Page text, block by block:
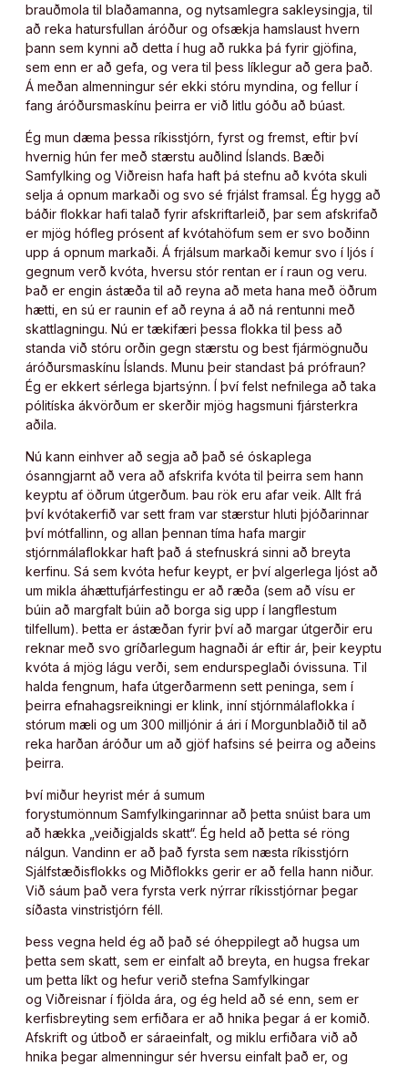
brauðmola til blaðamanna, og nytsamlegra sakleysingja, til
að reka hatursfullan áróður og ofsækja hamslaust hvern
þann sem kynni að detta í hug að rukka þá fyrir gjöfina,
sem enn er að gefa, og vera til þess líklegur að gera það.
Á meðan almenningur sér ekki stóru myndina, og fellur í
fang áróðursmaskínu þeirra er við litlu góðu að búast.
Ég mun dæma þessa ríkisstjórn, fyrst og fremst, eftir því
hvernig hún fer með stærstu auðlind Íslands. Bæði
Samfylking og Viðreisn hafa haft þá stefnu að kvóta skuli
selja á opnum markaði og svo sé frjálst framsal. Ég hygg að
báðir flokkar hafi talað fyrir afskriftarleið, þar sem afskrifað
er mjög hófleg prósent af kvótahöfum sem er svo boðinn
upp á opnum markaði. Á frjálsum markaði kemur svo í ljós í
gegnum verð kvóta, hversu stór rentan er í raun og veru.
Það er engin ástæða til að reyna að meta hana með öðrum
hætti, en sú er raunin ef að reyna á að ná rentunni með
skattlagningu. Nú er tækifæri þessa flokka til þess að
standa við stóru orðin gegn stærstu og best fjármögnuðu
áróðursmaskínu Íslands. Munu þeir standast þá prófraun?
Ég er ekkert sérlega bjartsýnn. Í því felst nefnilega að taka
pólitíska ákvörðum er skerðir mjög hagsmuni fjársterkra
aðila.
Nú kann einhver að segja að það sé óskaplega
ósanngjarnt að vera að afskrifa kvóta til þeirra sem hann
keyptu af öðrum útgerðum. Þau rök eru afar veik. Allt frá
því kvótakerfið var sett fram var stærstur hluti þjóðarinnar
því mótfallinn, og allan þennan tíma hafa margir
stjórnmálaflokkar haft það á stefnuskrá sinni að breyta
kerfinu. Sá sem kvóta hefur keypt, er því algerlega ljóst að
um mikla áhættufjárfestingu er að ræða (sem að vísu er
búin að margfalt búin að borga sig upp í langflestum
tilfellum). Þetta er ástæðan fyrir því að margar útgerðir eru
reknar með svo gríðarlegum hagnaði ár eftir ár, þeir keyptu
kvóta á mjög lágu verði, sem endurspeglaði óvissuna. Til
halda fengnum, hafa útgerðarmenn sett peninga, sem í
þeirra efnahagsreikningi er klink, inní stjórnmálaflokka í
stórum mæli og um 300 milljónir á ári í Morgunblaðið til að
reka harðan áróður um að gjöf hafsins sé þeirra og aðeins
þeirra.
Því miður heyrist mér á sumum
forystumönnum Samfylkingarinnar að þetta snúist bara um
að hækka „veiðigjalds skatt“. Ég held að þetta sé röng
nálgun. Vandinn er að það fyrsta sem næsta ríkisstjórn
Sjálfstæðisflokks og Miðflokks gerir er að fella hann niður.
Við sáum það vera fyrsta verk nýrrar ríkisstjórnar þegar
síðasta vinstristjórn féll.
Þess vegna held ég að það sé óheppilegt að hugsa um
þetta sem skatt, sem er einfalt að breyta, en hugsa frekar
um þetta líkt og hefur verið stefna Samfylkingar
og Viðreisnar í fjölda ára, og ég held að sé enn, sem er
kerfisbreyting sem erfiðara er að hnika þegar á er komið.
Afskrift og útboð er sáraeinfalt, og miklu erfiðara við að
hnika þegar almenningur sér hversu einfalt það er, og